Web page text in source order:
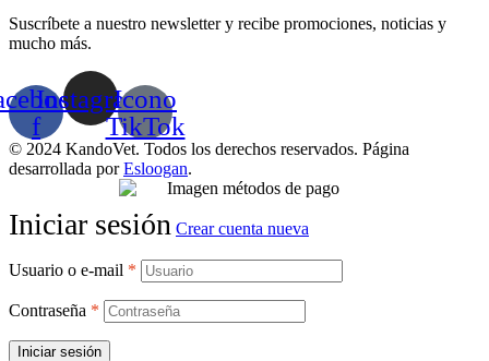
Suscríbete a nuestro newsletter y recibe promociones, noticias y
mucho más.
f
InstagramIcono
TikTok
© 2024 KandoVet. Todos los derechos reservados. Página
desarrollada porEsloogan.
Iniciar sesión Crear cuenta nueva
Usuario o e-mail *
Contraseña *
Iniciar sesión